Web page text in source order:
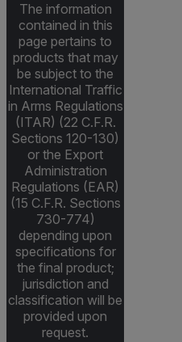
The information
contained in this
page pertains to
products that may
be subject to the
International Traffic
in Arms Regulations
(ITAR) (22 C.F.R.
Sections 120-130)
or the Export
Administration
Regulations (EAR)
(15 C.F.R. Sections
730-774)
depending upon
specifications for
the final product;
jurisdiction and
classification will be
provided upon
request.